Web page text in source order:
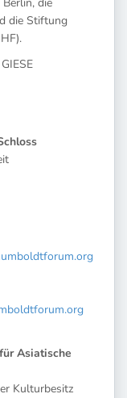
die Stiftung
Asiatische
Kulturbesitz